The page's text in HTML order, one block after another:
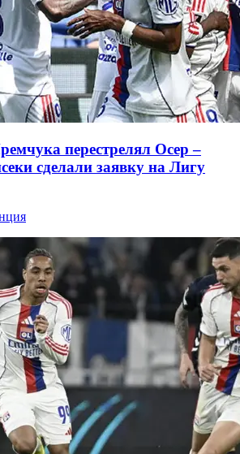
перестрелял Осер –
сделали заявку на Лигу